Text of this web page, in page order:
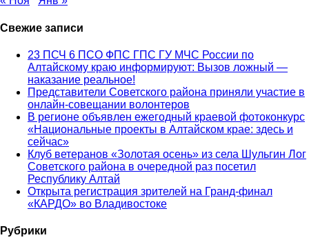
Свежие записи
23 ПСЧ 6 ПСО ФПС ГПС ГУ МЧС России по
Алтайскому краю информируют: Вызов ложный —
наказание реальное!
Представители Советского района приняли участие в
онлайн-совещании волонтеров
В регионе объявлен ежегодный краевой фотоконкурс
«Национальные проекты в Алтайском крае: здесь и
сейчас»
Клуб ветеранов «Золотая осень» из села Шульгин Лог
Советского района в очередной раз посетил
Республику Алтай
Открыта регистрация зрителей на Гранд-финал
«КАРДО» во Владивостоке
Рубрики